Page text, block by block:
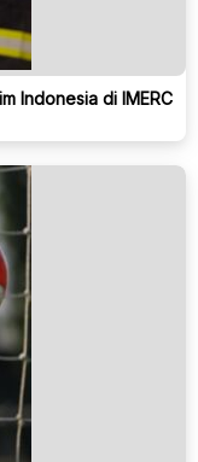
Indonesia di IMERC